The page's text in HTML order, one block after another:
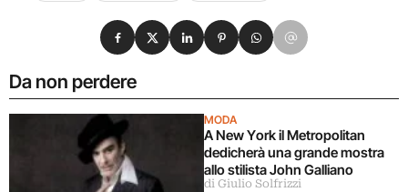
Da non perdere
MODA
A New York il Metropolitan
dedicherà una grande mostra
allo stilista John Galliano
di Giulio Solfrizzi
Condividi su Facebook
Condividi su X
Condividi su LinkedIn
Condividi su Pinterest
Condividi su WhatsApp
Condividi su Email